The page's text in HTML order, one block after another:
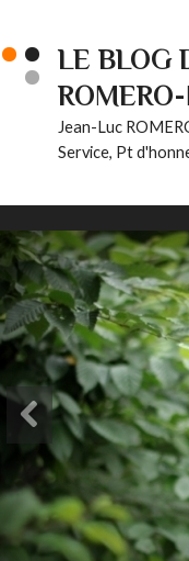
LE BLOG
Jean-Luc
Service, Pt